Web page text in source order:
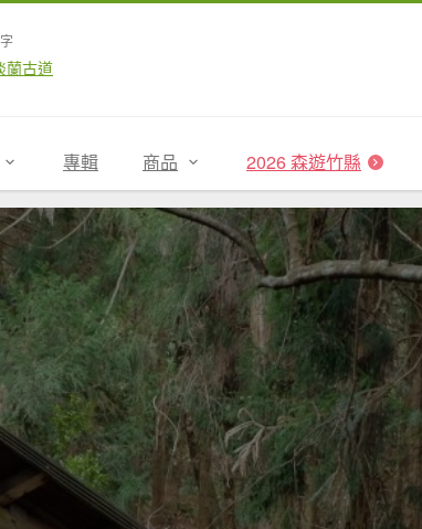
蘭古道
專輯 商品 2026 森遊竹縣